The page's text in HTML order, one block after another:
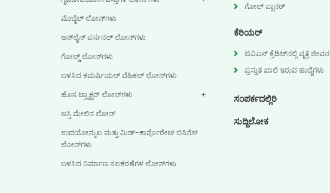
ಮೊಬೈಲ್ ಲೋನ್‌ಗಳು
ಆನ್‌ಲೈನ್ ಪರ್ಸನಲ್ ಲೋನ್‌ಗಳು
ಗೋಲ್ಡ್ ಲೋನ್‌ಗಳು
ಬಳಸಿದ ಕಮರ್ಷಿಯಲ್ ವೆಹಿಕಲ್ ಲೋನ್‌ಗಳು
ಹೊಸ ಟ್ರ್ಯಾಕ್ಟರ್ ಲೋನ್‌ಗಳು
ಆಸ್ತಿ ಮೇಲಿನ ಲೋನ್
ಉದಯೋನ್ಮುಖ ಮತ್ತು ಮಿಡ್-ಕಾರ್ಪೊರೇಟ್ ಬಿಸಿನೆಸ್
ಲೋನ್‌ಗಳು
ಬಳಸಿದ ನಿರ್ಮಾಣ ಸಲಕರಣೆಗಳ ಲೋನ್‌ಗಳು
ಗೋಲ್ ಪ್ಲಾನರ್
ಕೆರಿಯರ್
ಟಿವಿಎಸ್ ಕ್ರೆಡಿಟ್‌ನಲ್ಲಿ ವೃತ್ತಿ ಜೀವನ
ಪ್ರಸ್ತುತ ಖಾಲಿ ಇರುವ ಹುದ್ದೆಗಳು
ಸಂಪರ್ಕದಲ್ಲಿರಿ
ಸುದ್ದಿಲೋಕ